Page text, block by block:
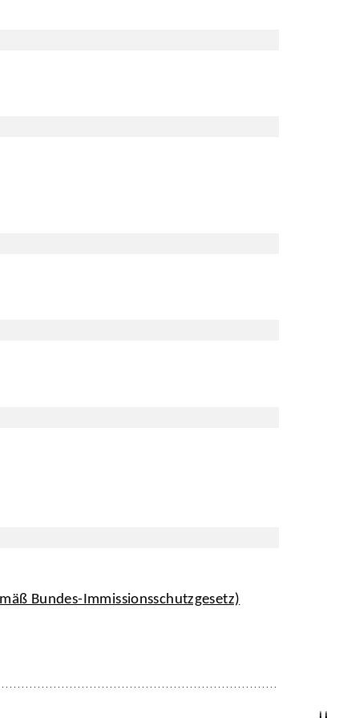
Bundes-Immissionsschutzgesetz)